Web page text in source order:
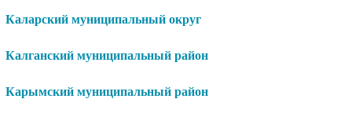
Каларский муниципальный округ
Калганский муниципальный район
Карымский муниципальный район